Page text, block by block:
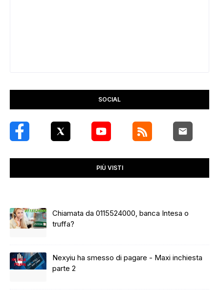
SOCIAL
PIÙ VISTI
Chiamata da 0115524000, banca Intesa o
truffa?
Nexyiu ha smesso di pagare - Maxi inchiesta
parte 2